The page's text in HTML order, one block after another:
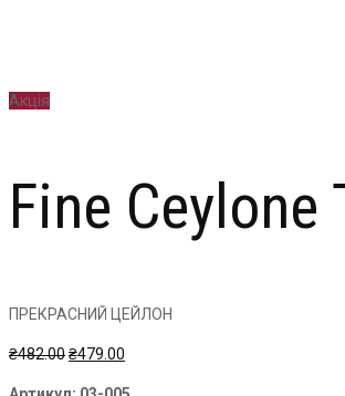
Акція
Fine Ceylone
ПРЕКРАСНИЙ ЦЕЙЛОН
₴482.00Оригінальна
₴479.00